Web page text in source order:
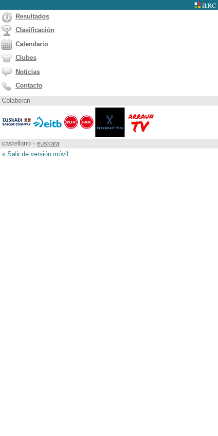
Resultados
Clasificación
Calendario
Clubes
Noticias
Contacto
Colaboran
castellano • euskara
« Salir de versión móvil